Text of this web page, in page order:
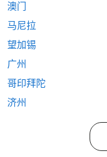
澳门
马尼拉
望加锡
广州
哥印拜陀
济州